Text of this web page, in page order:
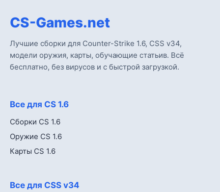
CS-Games.net
Лучшие сборки для Counter-Strike 1.6, CSS v34,
модели оружия, карты, обучающие статьив. Всё
бесплатно, без вирусов и с быстрой загрузкой.
Все для CS 1.6
Сборки CS 1.6
Оружие CS 1.6
Карты CS 1.6
Все для CSS v34